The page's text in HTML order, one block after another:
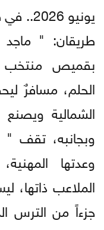
​يونيو
طريقان: "
بقميص منتخب
الحلم، مسافرٌ
الشمالية
وبجانبه، تقف
وعدتها
الملاعب
جزءاً من الترس